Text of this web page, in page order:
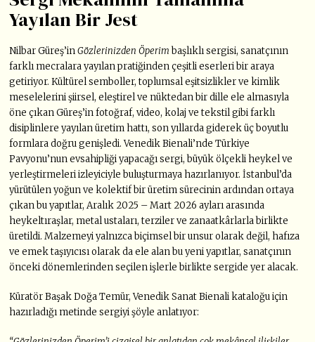
Yayılan Bir Jest
Nilbar Güreş’inGözlerinizden Öperim başlıklı sergisi, sanatçının
farklı mecralara yayılan pratiğinden çeşitli eserleri bir araya
getiriyor. Kültürel semboller, toplumsal eşitsizlikler ve kimlik
meselelerini şiirsel, eleştirel ve nüktedan bir dille ele almasıyla
öne çıkan Güreş’in fotoğraf, video, kolaj ve tekstil gibi farklı
disiplinlere yayılan üretim hattı, son yıllarda giderek üç boyutlu
formlara doğru genişledi. Venedik Bienali’nde Türkiye
Pavyonu’nun evsahipliği yapacağı sergi, büyük ölçekli heykel ve
yerleştirmeleri izleyiciyle buluşturmaya hazırlanıyor. İstanbul’da
yürütülen yoğun ve kolektif bir üretim sürecinin ardından ortaya
çıkan bu yapıtlar, Aralık 2025 – Mart 2026 ayları arasında
heykeltıraşlar, metal ustaları, terziler ve zanaatkârlarla birlikte
üretildi. Malzemeyi yalnızca biçimsel bir unsur olarak değil, hafıza
ve emek taşıyıcısı olarak da ele alan bu yeni yapıtlar, sanatçının
önceki dönemlerinden seçilen işlerle birlikte sergide yer alacak.
Küratör Başak Doğa Temür, Venedik Sanat Bienali kataloğu için
hazırladığı metinde sergiyi şöyle anlatıyor: